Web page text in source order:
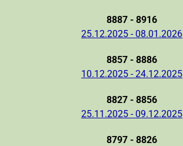
8887 - 8916
25.12.2025 - 08.01.2026
8857 - 8886
10.12.2025 - 24.12.2025
8827 - 8856
25.11.2025 - 09.12.2025
8797 - 8826